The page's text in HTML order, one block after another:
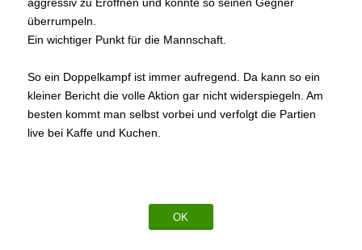
aggressiv zu Eröffnen und konnte so seinen Gegner
überrumpeln.
Ein wichtiger Punkt für die Mannschaft.
So ein Doppelkampf ist immer aufregend. Da kann so ein
kleiner Bericht die volle Aktion gar nicht widerspiegeln. Am
besten kommt man selbst vorbei und verfolgt die Partien
live bei Kaffe und Kuchen.
OK